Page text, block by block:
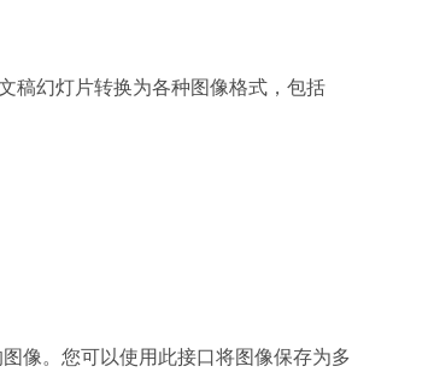
稿幻灯片转换为各种图像格式，包括
像。您可以使用此接口将图像保存为多